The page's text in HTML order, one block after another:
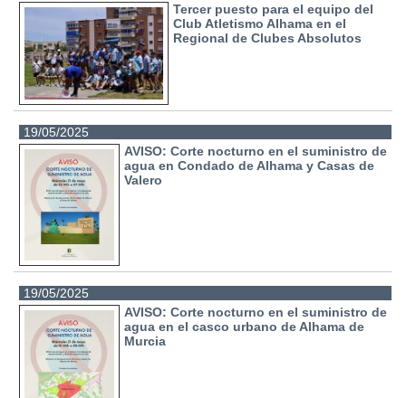
Tercer puesto para el equipo del
Club Atletismo Alhama en el
Regional de Clubes Absolutos
19/05/2025
AVISO: Corte nocturno en el suministro de
agua en Condado de Alhama y Casas de
Valero
19/05/2025
AVISO: Corte nocturno en el suministro de
agua en el casco urbano de Alhama de
Murcia